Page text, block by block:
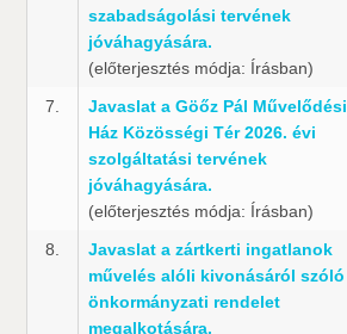
szabadságolási tervének
jóváhagyására.
(előterjesztés módja: Írásban)
7.
Javaslat a Göőz Pál Művelődési
Ház Közösségi Tér 2026. évi
szolgáltatási tervének
jóváhagyására.
(előterjesztés módja: Írásban)
8.
Javaslat a zártkerti ingatlanok
művelés alóli kivonásáról szóló
önkormányzati rendelet
megalkotására.